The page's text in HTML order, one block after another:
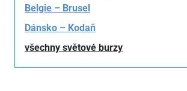
Belgie – Brusel
Dánsko – Kodaň
všechny světové burzy